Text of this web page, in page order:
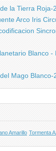
la Tierra Roja-
Arco Iris
Blanco -
Mago Blanco-
Amarillo Tormenta